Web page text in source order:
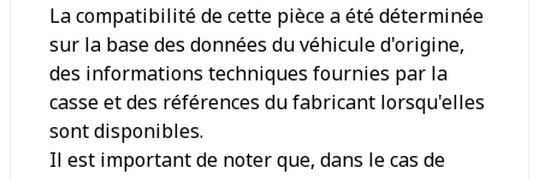
La compatibilité de cette pièce a été déterminée
sur la base des données du véhicule d'origine,
des informations techniques fournies par la
casse et des références du fabricant lorsqu'elles
sont disponibles.
Il est important de noter que, dans le cas de